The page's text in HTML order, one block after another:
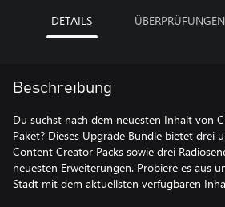
DETAILS ÜBERPRÜFUNGEN
Beschreibung
Du suchst nach dem neuesten Inhalt von
Paket? Dieses Upgrade Bundle bietet drei
Content Creator Packs sowie drei
neuesten Erweiterungen. Probiere es aus
Stadt mit dem aktuellsten verfügbaren